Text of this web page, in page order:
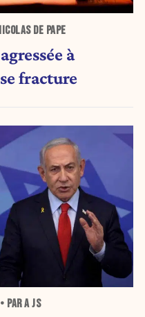
DE PAPE
à
fracture
PAR A JS